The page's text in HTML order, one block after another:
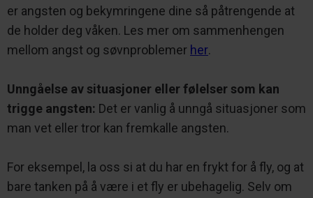
er angsten og bekymringene dine så påtrengende at
de holder deg våken. Les mer om sammenhengen
mellom angst og søvnproblemer her.
Unngåelse av situasjoner eller følelser som kan
trigge angsten: Det er vanlig å unngå situasjoner som
man vet eller tror kan fremkalle angsten.
For eksempel, la oss si at du har en frykt for å fly, og at
bare tanken på å være i et fly er ubehagelig. Selv om